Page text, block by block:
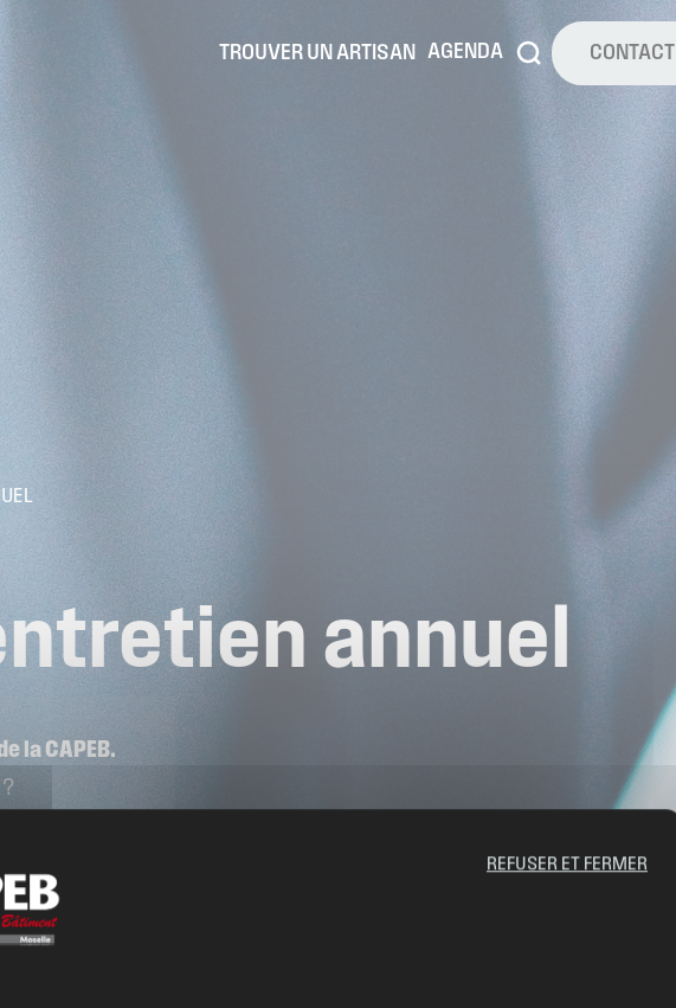
TROUVER UN ARTISAN AGENDA CONTACT
annuel
la CAPEB.
REFUSER ET FERMER